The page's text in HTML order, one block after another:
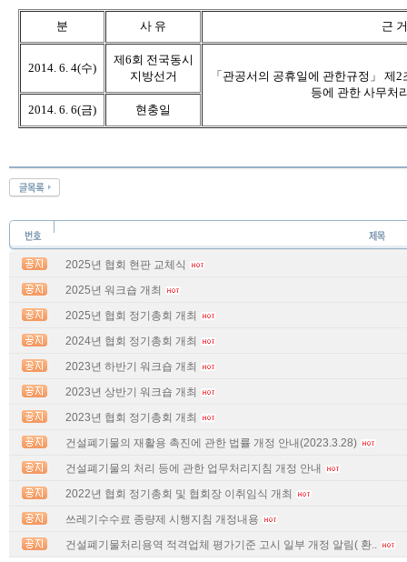
분 사 유 근 거
2014. 6. 4(수)
제6회 전국동시
지방선거
「관공서의 공휴일에 관한규정」 제
등에 관한 사무처
2014. 6. 6(금)
현충일
2025년 협회 현판 교체식
2025년 워크숍 개최
2025년 협회 정기총회 개최
2024년 협회 정기총회 개최
2023년 하반기 워크숍 개최
2023년 상반기 워크숍 개최
2023년 협회 정기총회 개최
건설폐기물의 재활용 촉진에 관한 법률 개정 안내(2023.3.28)
건설폐기물의 처리 등에 관한 업무처리지침 개정 안내
2022년 협회 정기총회 및 협회장 이취임식 개최
쓰레기수수료 종량제 시행지침 개정내용
건설폐기물처리용역 적격업체 평가기준 고시 일부 개정 알림( 환..